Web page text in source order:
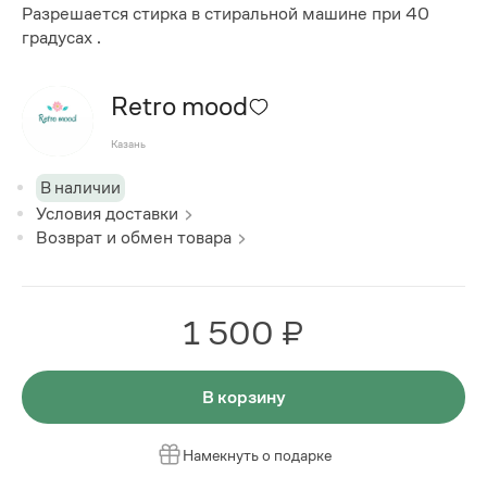
Разрешается стирка в стиральной машине при 40
градусах .
Retro mood
Казань
В наличии
Условия доставки
Возврат и обмен товара
1 500 ₽
В корзину
Намекнуть о подарке